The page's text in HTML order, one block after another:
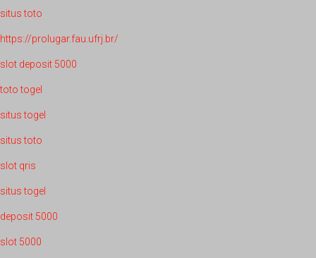
situs toto
https://prolugar.fau.ufrj.br/
slot deposit 5000
toto togel
situs togel
situs toto
slot qris
situs togel
deposit 5000
slot 5000